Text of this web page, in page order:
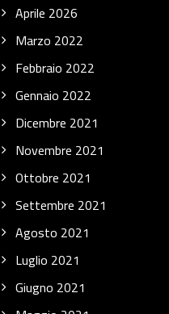
Aprile 2026
Marzo 2022
Febbraio 2022
Gennaio 2022
Dicembre 2021
Novembre 2021
Ottobre 2021
Settembre 2021
Agosto 2021
Luglio 2021
Giugno 2021